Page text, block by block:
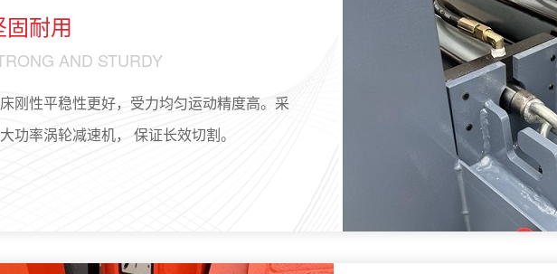
固耐用
AND STURDY
刚性平稳性更好，受力均匀运动精度高。采
功率涡轮减速机， 保证长效切割。